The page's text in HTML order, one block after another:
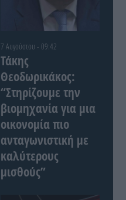
7 Αυγούστου - 09:42
Τάκης
Θεοδωρικάκος:
“Στηρίζουμε την
βιομηχανία για μια
οικονομία πιο
ανταγωνιστική με
καλύτερους
μισθούς”